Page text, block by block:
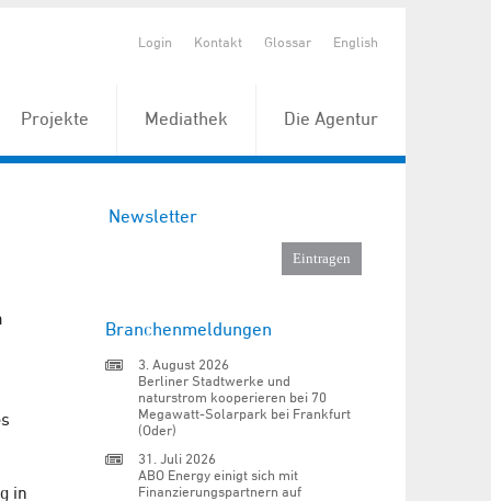
Login Kontakt Glossar English
Projekte Mediathek Die Agentur
in
Newsletter
Branchenmeldungen
3. August 2026
Berliner Stadtwerke und
naturstrom kooperieren bei 70
Megawatt-Solarpark bei Frankfurt
(Oder)
31. Juli 2026
ABO Energy einigt sich mit
Finanzierungspartnern auf